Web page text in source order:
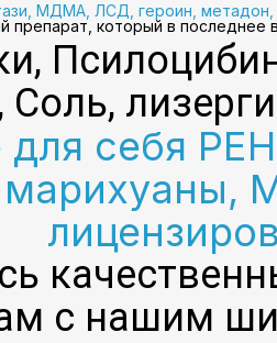
МДМА, ЛСД, героин,
препарат, который в
для себя
с нашим